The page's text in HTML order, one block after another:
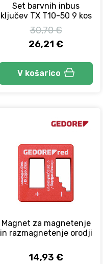
Set barvnih inbus
ključev TX T10-50 9 kos
30,70 €
26,21 €
V košarico
Magnet za magnetenje
in razmagnetenje orodji
14,93 €